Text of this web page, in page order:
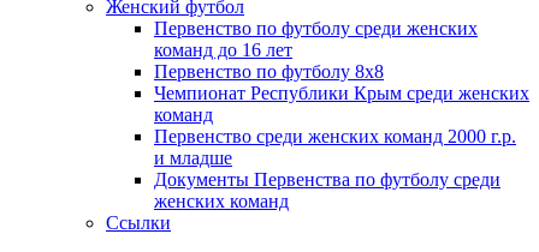
Женский футбол
Первенство по футболу среди женских
команд до 16 лет
Первенство по футболу 8х8
Чемпионат Республики Крым среди женских
команд
Первенство среди женских команд 2000 г.р.
и младше
Документы Первенства по футболу среди
женских команд
Ссылки